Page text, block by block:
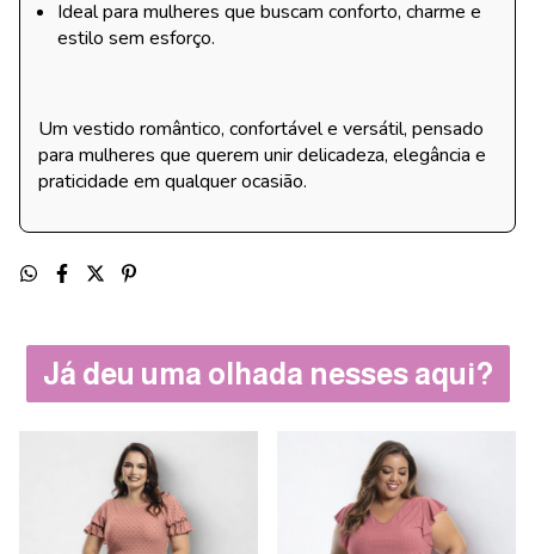
Ideal para mulheres que buscam conforto, charme e
estilo sem esforço.
Um vestido romântico, confortável e versátil, pensado
para mulheres que querem unir delicadeza, elegância e
praticidade em qualquer ocasião.
Já deu uma olhada nesses aqui?